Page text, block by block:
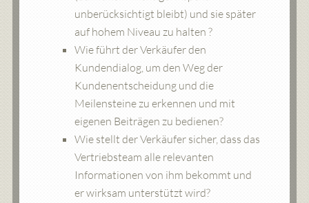
unberücksichtigt bleibt) und sie später
auf hohem Niveau zu halten ?
Wie führt der Verkäufer den
Kundendialog, um den Weg der
Kundenentscheidung und die
Meilensteine zu erkennen und mit
eigenen Beiträgen zu bedienen?
Wie stellt der Verkäufer sicher, dass das
Vertriebsteam alle relevanten
Informationen von ihm bekommt und
er wirksam unterstützt wird?